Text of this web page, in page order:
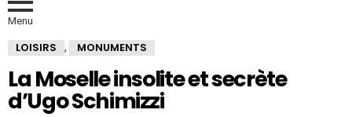
Menu
LOISIRS , MONUMENTS
La Moselle insolite et secrète
d’Ugo Schimizzi